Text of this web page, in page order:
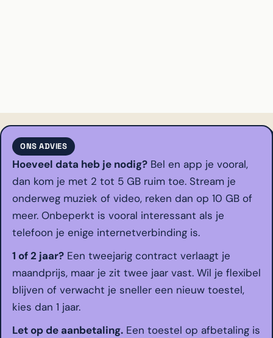
ONS ADVIES
Hoeveel data heb je nodig? Bel en app je vooral,
dan kom je met 2 tot 5 GB ruim toe. Stream je
onderweg muziek of video, reken dan op 10 GB of
meer. Onbeperkt is vooral interessant als je
telefoon je enige internetverbinding is.
1 of 2 jaar? Een tweejarig contract verlaagt je
maandprijs, maar je zit twee jaar vast. Wil je flexibel
blijven of verwacht je sneller een nieuw toestel,
kies dan 1 jaar.
Let op de aanbetaling. Een toestel op afbetaling is